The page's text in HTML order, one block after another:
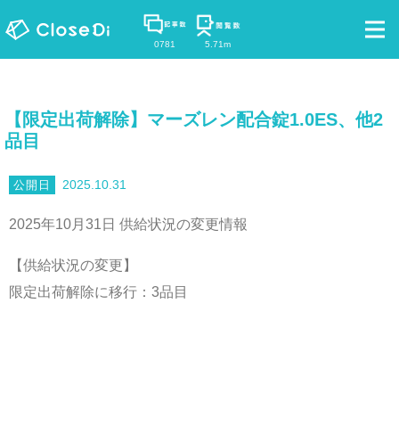
0781 5.71m
【限定出荷解除】マーズレン配合錠1.0ES、他2
品目
2025.10.31
2025年10月31日 供給状況の変更情報
【供給状況の変更】
限定出荷解除に移行：3品目